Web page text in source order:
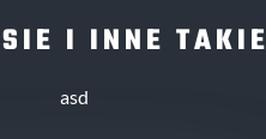
I INNE TAKIE
asd